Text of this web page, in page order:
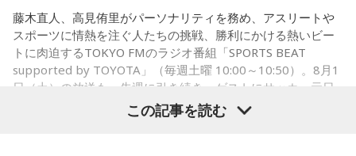
クスを持つ方に寄り添いたいと本格的に占いの世界に進出。
SATORI電話占い月間ランキング連続1位。占いコンテンツ
『莉瑠と龍神様の絶対神託』リリース。
Webサイト：https://selene-uranai.com/
オンライン占いセレーネ：https://online-uranai.jp/
コーナー後には、来場者から田村への質疑応答も実施。最後
には、田村がイベントを振り返り、「リスナーの皆さんのエ
ンディング曲の話とかを聞いているだけでも、僕はポジティ
ブになれた。確かに死はすごく悲しいことではあるんだけ
うやって向き合うかということを考える一つのきっかけにな
藤木直人、高見侑里がパーソナリティを務め、アスリートや
スポーツに情熱を注ぐ人たちの挑戦、勝利にかける熱いビー
トに肉迫するTOKYO FMのラジオ番組「SPORTS BEAT
supported by TOYOTA」（毎週土曜 10:00～10:50）。8月1
日（土）の放送も、先週に引き続き、ゲストにサッカー元日
本代表の福田正博さんが登場！ 当記事では、「FIFAワールド
カップ26（以下、W杯）」でブラジルに対する発言が波紋を
この記事を読む